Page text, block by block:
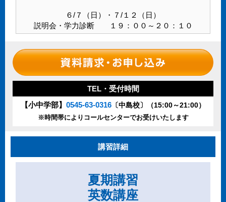
６/７（日）・７/１２（日）
説明会・学力診断 １９：００～２０：１０
TEL・受付時間
【小中学部】 0545-63-0316 〔中島校〕（15:00～21:00）
※時間帯によりコールセンターでお受けいたします
講習詳細
夏期講習
英数講座